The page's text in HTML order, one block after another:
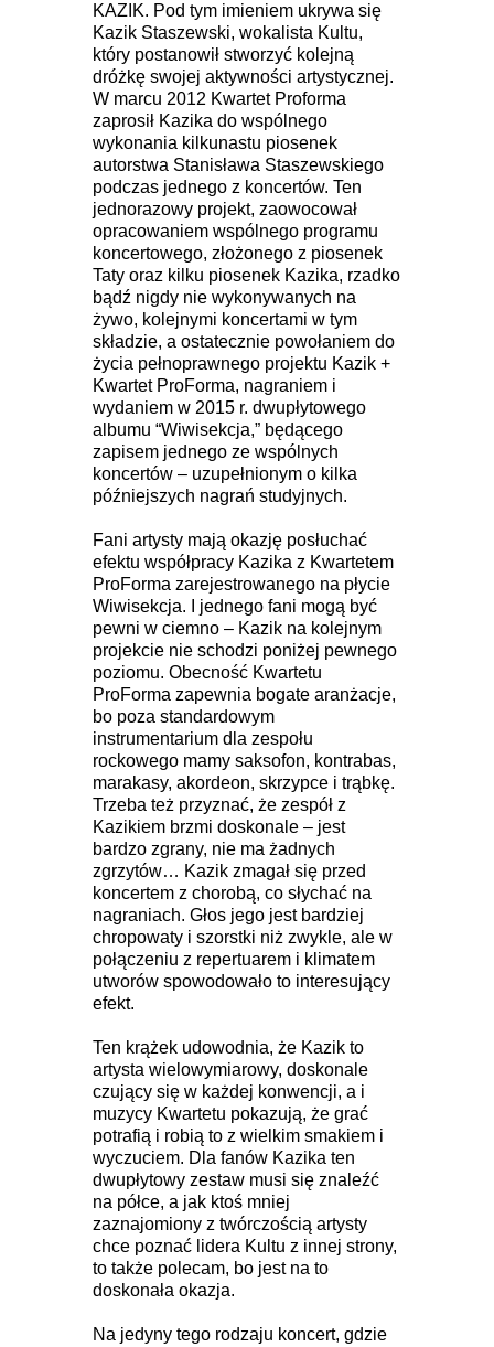
KAZIK. Pod tym imieniem ukrywa się
Kazik Staszewski, wokalista Kultu,
który postanowił stworzyć kolejną
dróżkę swojej aktywności artystycznej.
W marcu 2012 Kwartet Proforma
zaprosił Kazika do wspólnego
wykonania kilkunastu piosenek
autorstwa Stanisława Staszewskiego
podczas jednego z koncertów. Ten
jednorazowy projekt, zaowocował
opracowaniem wspólnego programu
koncertowego, złożonego z piosenek
Taty oraz kilku piosenek Kazika, rzadko
bądź nigdy nie wykonywanych na
żywo, kolejnymi koncertami w tym
składzie, a ostatecznie powołaniem do
życia pełnoprawnego projektu Kazik +
Kwartet ProForma, nagraniem i
wydaniem w 2015 r. dwupłytowego
albumu “Wiwisekcja,” będącego
zapisem jednego ze wspólnych
koncertów – uzupełnionym o kilka
późniejszych nagrań studyjnych.
Fani artysty mają okazję posłuchać
efektu współpracy Kazika z Kwartetem
ProForma zarejestrowanego na płycie
Wiwisekcja. I jednego fani mogą być
pewni w ciemno – Kazik na kolejnym
projekcie nie schodzi poniżej pewnego
poziomu. Obecność Kwartetu
ProForma zapewnia bogate aranżacje,
bo poza standardowym
instrumentarium dla zespołu
rockowego mamy saksofon, kontrabas,
marakasy, akordeon, skrzypce i trąbkę.
Trzeba też przyznać, że zespół z
Kazikiem brzmi doskonale – jest
bardzo zgrany, nie ma żadnych
zgrzytów… Kazik zmagał się przed
koncertem z chorobą, co słychać na
nagraniach. Głos jego jest bardziej
chropowaty i szorstki niż zwykle, ale w
połączeniu z repertuarem i klimatem
utworów spowodowało to interesujący
efekt.
Ten krążek udowodnia, że Kazik to
artysta wielowymiarowy, doskonale
czujący się w każdej konwencji, a i
muzycy Kwartetu pokazują, że grać
potrafią i robią to z wielkim smakiem i
wyczuciem. Dla fanów Kazika ten
dwupłytowy zestaw musi się znaleźć
na półce, a jak ktoś mniej
zaznajomiony z twórczością artysty
chce poznać lidera Kultu z innej strony,
to także polecam, bo jest na to
doskonała okazja.
Na jedyny tego rodzaju koncert, gdzie